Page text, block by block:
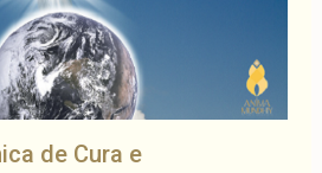
de Cura e